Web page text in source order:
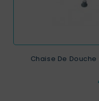
Chaise De